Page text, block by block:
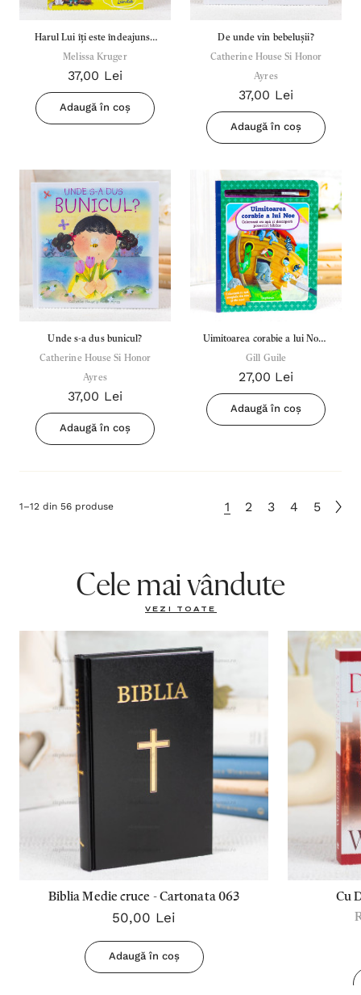
Harul Lui îți este îndeajuns -
Melissa Kruger
Melissa Kruger
37,00 Lei
Adaugă în coș
De unde vin bebelușii?
Catherine House Si Honor
Ayres
37,00 Lei
Adaugă în coș
Unde s-a dus bunicul?
Catherine House Si Honor
Ayres
37,00 Lei
Adaugă în coș
Uimitoarea corabie a lui Noe -
Colorează cu apă și
descoperă povestiri biblice
Gill Guile
27,00 Lei
Adaugă în coș
1–12 din 56 produse 1 2 3 4 5
Cele mai vândute
VEZI TOATE
Biblia Medie cruce - Cartonata 063
50,00 Lei
Adaugă în coș
Cu